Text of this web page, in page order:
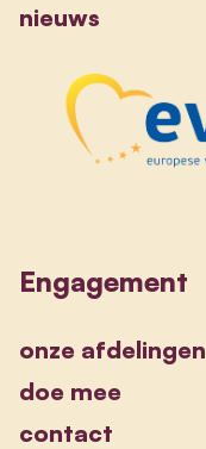
nieuws
Engagement
onze afdelingen
doe mee
contact